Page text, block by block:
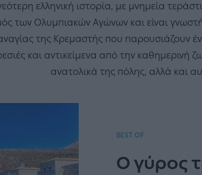
ελληνική ιστορία, με μνημεία
των Ολυμπιακών Αγώνων και είναι
της Κρεμαστής που παρουσιάζουν
και αντικείμενα από την καθημερινή
ανατολικά της πόλης, αλλά και
BEST OF
Ο γύρος